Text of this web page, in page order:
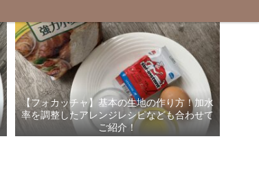
【フォカッチャ】基本の生地の作り方！加水
率を調整したアレンジレシピなども合わせて
ご紹介！